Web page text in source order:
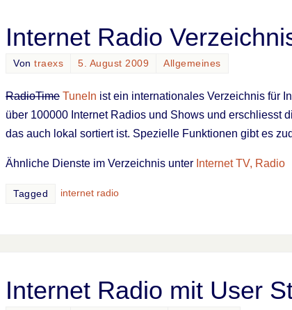
Internet Radio
Von traexs 5. August 2009 Allgemeines
RadioTime TuneIn ist ein internationales Verzeichnis für
über 100000 Internet Radios und Shows und erschliesst
das auch lokal sortiert ist. Spezielle Funktionen gibt es
Ähnliche Dienste im Verzeichnis unter Internet TV, Radio
Tagged internet radio
Internet Radio mit User